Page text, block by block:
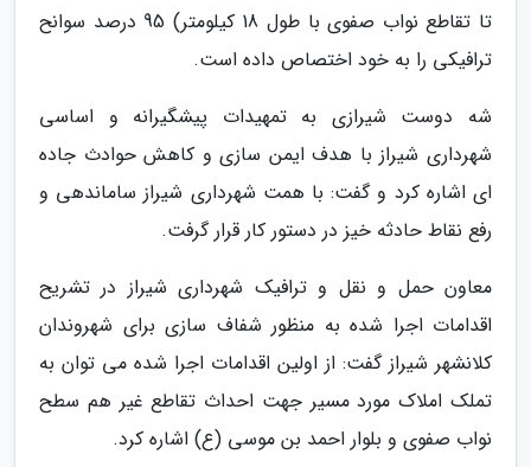
تا تقاطع نواب صفوی با طول 18 کیلومتر) 95 درصد سوانح
ترافیکی را به خود اختصاص داده است.
شه دوست شیرازی به تمهیدات پیشگیرانه و اساسی
شهرداری شیراز با هدف ایمن سازی و کاهش حوادث جاده
ای اشاره کرد و گفت: با همت شهرداری شیراز ساماندهی و
رفع نقاط حادثه خیز در دستور کار قرار گرفت.
معاون حمل و نقل و ترافیک شهرداری شیراز در تشریح
اقدامات اجرا شده به منظور شفاف سازی برای شهروندان
کلانشهر شیراز گفت: از اولین اقدامات اجرا شده می توان به
تملک املاک مورد مسیر جهت احداث تقاطع غیر هم سطح
نواب صفوی و بلوار احمد بن موسی (ع) اشاره کرد.